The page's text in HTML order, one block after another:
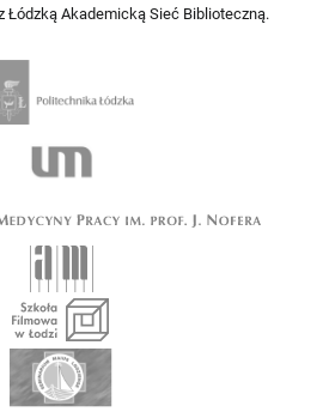
Łódzką Akademicką Sieć Biblioteczną.